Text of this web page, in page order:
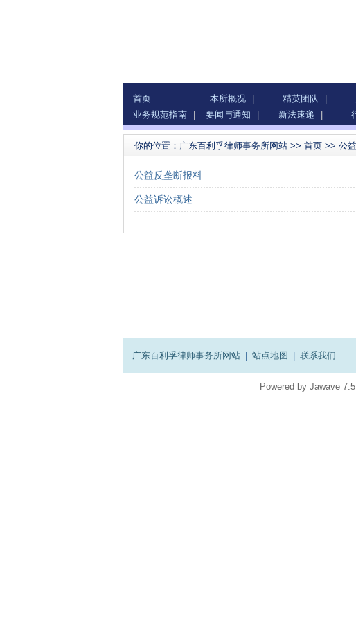
首页 本所概况 精英团队
业务规范指南
要闻与通知 新法速递
你的位置： 广东百利孚律师事务所网站 >> 首页 >> 公
公益反垄断报料
公益诉讼概述
广东百利孚律师事务所网站 站点地图 联系我们
Powered by Jawave 7.5